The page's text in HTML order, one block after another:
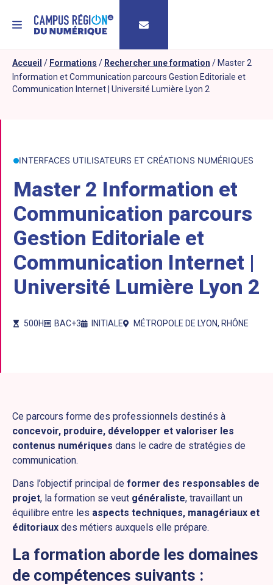
MENU
Accueil / Formations / Rechercher une formation / Master 2
Information et Communication parcours Gestion Editoriale et
Communication Internet | Université Lumière Lyon 2
INTERFACES UTILISATEURS ET CRÉATIONS NUMÉRIQUES
Master 2 Information et
Communication parcours
Gestion Editoriale et
Communication Internet |
Université Lumière Lyon 2
500H BAC+3 INITIALE MÉTROPOLE DE LYON, RHÔNE
Ce parcours forme des professionnels destinés à
concevoir, produire, développer et valoriser les
contenus numériques dans le cadre de stratégies de
communication.
Dans l’objectif principal de former des responsables de
projet, la formation se veut généraliste, travaillant un
équilibre entre les aspects techniques, managériaux et
éditoriaux des métiers auxquels elle prépare.
La formation aborde les domaines
de compétences suivants :